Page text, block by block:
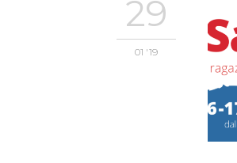
29
01 '19